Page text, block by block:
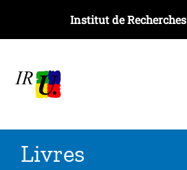
contenu
Institut de Recherches
Les recherches
Livres